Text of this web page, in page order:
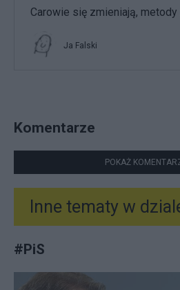
Carowie się zmieniają,
Ja Falski
Komentarze
POKAŻ
Inne tematy w
#PiS